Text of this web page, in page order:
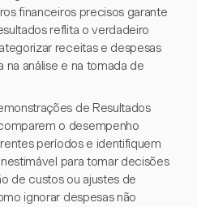
financeiros precisos garante
reflita o verdadeiro
receitas e despesas
na análise e na tomada de
de Resultados
o desempenho
períodos e identifiquem
para tomar decisões
de custos ou ajustes de
ignorar despesas não